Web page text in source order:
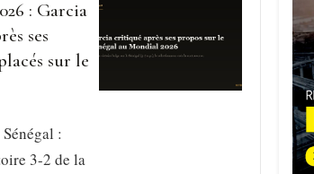
: Garcia
ses
sur le
:
3-2 de la